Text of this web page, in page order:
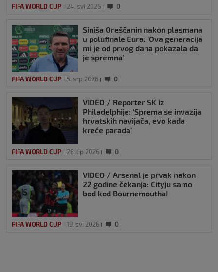
FIFA WORLD CUP 24. svi 2026 0
Siniša Oreščanin nakon plasmana
u polufinale Eura: ‘Ova generacija
mi je od prvog dana pokazala da
je spremna’
FIFA WORLD CUP 5. srp 2026 0
VIDEO / Reporter SK iz
Philadelphije: ‘Sprema se invazija
hrvatskih navijača, evo kada
kreće parada’
FIFA WORLD CUP 26. lip 2026 0
VIDEO / Arsenal je prvak nakon
22 godine čekanja: Cityju samo
bod kod Bournemoutha!
FIFA WORLD CUP 19. svi 2026 0